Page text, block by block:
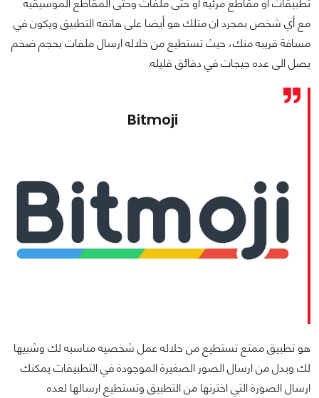
تطبيقات او مقاطع مرئية او حتى ملفات وحتى المقاطع الموسيقية
مع أي شخص بمجرد ان متلك هو أيضا على هاتفه التطبيق ويكون في
مسافة قريبه منك، حيث تستطيع من خلاله ارسال ملفات بحجم ضخم
يصل الى عده جيجات في دقائق قليله.
Bitmoji
هو تطبيق ممتع تستطيع من خلاله عمل شخصيه مناسبه لك وشبيها
لك وبدل من ارسال الصور الصغيرة الموجودة في التطبيقات يمكنك
ارسال الصورة التي اخترتها من التطبيق وتستطيع ارسالها لعده